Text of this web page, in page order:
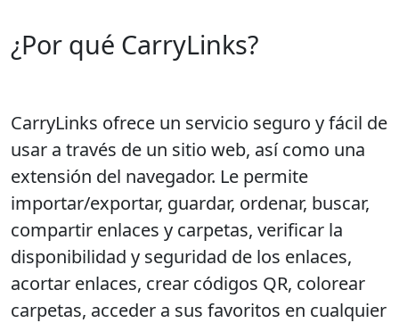
¿Por qué CarryLinks?
CarryLinks ofrece un servicio seguro y fácil de
usar a través de un sitio web, así como una
extensión del navegador. Le permite
importar/exportar, guardar, ordenar, buscar,
compartir enlaces y carpetas, verificar la
disponibilidad y seguridad de los enlaces,
acortar enlaces, crear códigos QR, colorear
carpetas, acceder a sus favoritos en cualquier